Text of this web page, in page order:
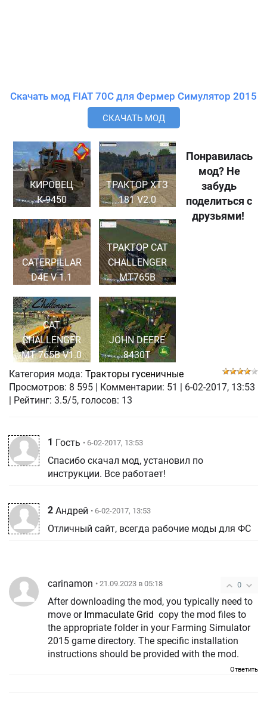
Скачать мод FIAT 70C для Фермер Симулятор 2015
СКАЧАТЬ МОД
КИРОВЕЦ
К-9450
ТРАКТОР ХТЗ
181 V2.0
CATERPILLAR
D4E V 1.1
ТРАКТОР CAT
CHALLENGER
MT765B
CAT
CHALLENGER
MT 765B V1.0
JOHN DEERE
8430T
Понравилась
мод? Не
забудь
поделиться с
друзьями!
Категория мода: Тракторы гусеничные
Просмотров: 8 595 Комментарии: 51
6-02-2017, 13:53
| Рейтинг: 3.5/5, голосов: 13
1 Гость • 6-02-2017, 13:53
Спасибо скачал мод, установил по
инструкции. Все работает!
2 Андрей • 6-02-2017, 13:53
Отличный сайт, всегда рабочие моды для ФС
0
carinamon • 21.09.2023 в 05:18
After downloading the mod, you typically need to
move or Immaculate Grid copy the mod files to
the appropriate folder in your Farming Simulator
2015 game directory. The specific installation
instructions should be provided with the mod.
Ответить